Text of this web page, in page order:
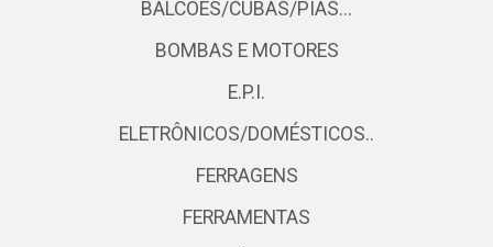
BALCÕES/CUBAS/PIAS...
BOMBAS E MOTORES
E.P.I.
ELETRÔNICOS/DOMÉSTICOS..
FERRAGENS
FERRAMENTAS